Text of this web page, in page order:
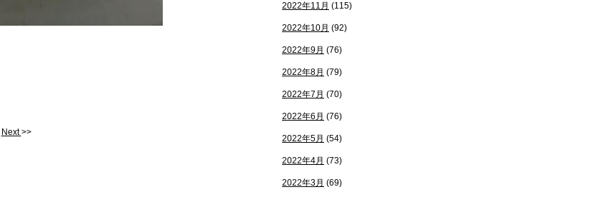
Next>>
2022年11月 (115)
2022年10月 (92)
2022年9月 (76)
2022年8月 (79)
2022年7月 (70)
2022年6月 (76)
2022年5月 (54)
2022年4月 (73)
2022年3月 (69)